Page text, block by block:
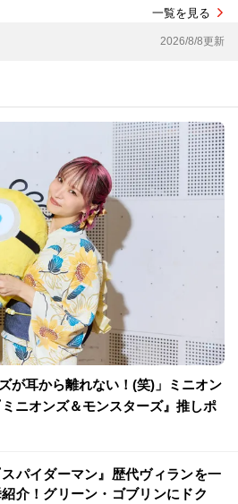
一覧を見る
2026/8/8更新
が耳から離れない！(笑)」ミニオン
ニオンズ＆モンスターズ』推しポ
スパイダーマン』歴代ヴィランを一
介！グリーン・ゴブリンにドク